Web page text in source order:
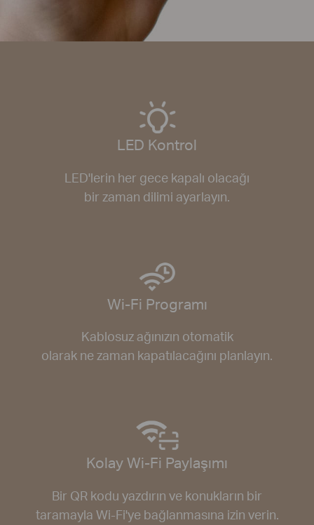
LED Kontrol
LED'lerin her gece kapalı olacağı
bir zaman dilimi ayarlayın.
Wi-Fi Programı
Kablosuz ağınızın otomatik
olarak ne zaman kapatılacağını planlayın.
Kolay Wi-Fi Paylaşımı
Bir QR kodu yazdırın ve konukların bir
taramayla Wi-Fi'ye bağlanmasına izin verin.